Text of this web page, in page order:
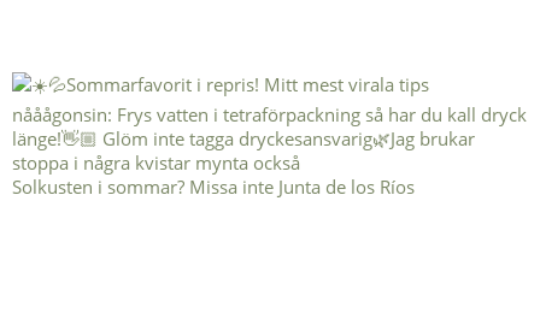
Solkusten i sommar? Missa inte Junta de los Ríos